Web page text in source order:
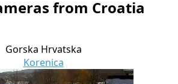
from Croatia
Gorska Hrvatska
Korenica